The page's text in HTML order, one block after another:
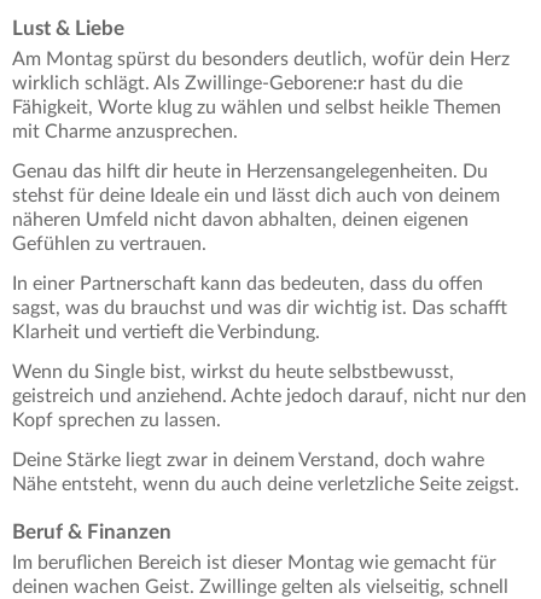
Lust & Liebe
Am Montag spürst du besonders deutlich, wofür dein Herz
wirklich schlägt. Als Zwillinge-Geborene:r hast du die
Fähigkeit, Worte klug zu wählen und selbst heikle Themen
mit Charme anzusprechen.
Genau das hilft dir heute in Herzensangelegenheiten. Du
stehst für deine Ideale ein und lässt dich auch von deinem
näheren Umfeld nicht davon abhalten, deinen eigenen
Gefühlen zu vertrauen.
In einer Partnerschaft kann das bedeuten, dass du offen
sagst, was du brauchst und was dir wichtig ist. Das schafft
Klarheit und vertieft die Verbindung.
Wenn du Single bist, wirkst du heute selbstbewusst,
geistreich und anziehend. Achte jedoch darauf, nicht nur den
Kopf sprechen zu lassen.
Deine Stärke liegt zwar in deinem Verstand, doch wahre
Nähe entsteht, wenn du auch deine verletzliche Seite zeigst.
Beruf & Finanzen
Im beruflichen Bereich ist dieser Montag wie gemacht für
deinen wachen Geist. Zwillinge gelten als vielseitig, schnell